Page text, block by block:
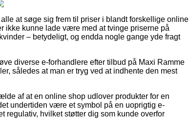
at søge sig frem til priser i blandt forskellige online
ikke kunne lade være med at tvinge priserne på
– betydeligt, og endda nogle gange yde fragt
diverse e-forhandlere efter tilbud på Maxi Ramme
således at man er tryg ved at indhente den mest
af at en online shop udlover produkter for en
undertiden være et symbol på en uoprigtig e-
regulativ, hvilket støtter dig som kunde overfor